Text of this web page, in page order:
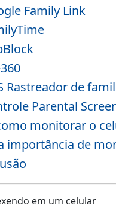
Family Link
Rastreador de
Parental
monitorar o
importância de